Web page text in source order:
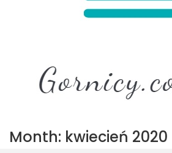
Month: kwiecień 2020